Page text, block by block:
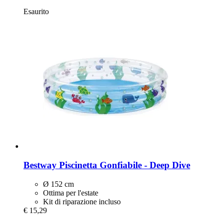
Esaurito
Bestway Piscinetta Gonfiabile -​ Deep Dive
Ø 152 cm
Ottima per l'estate
Kit di riparazione incluso
€ 15,29